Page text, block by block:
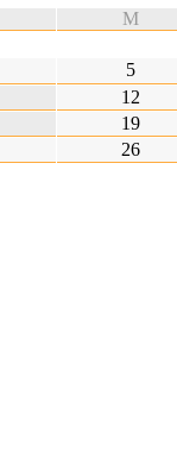
M
5
12
19
26